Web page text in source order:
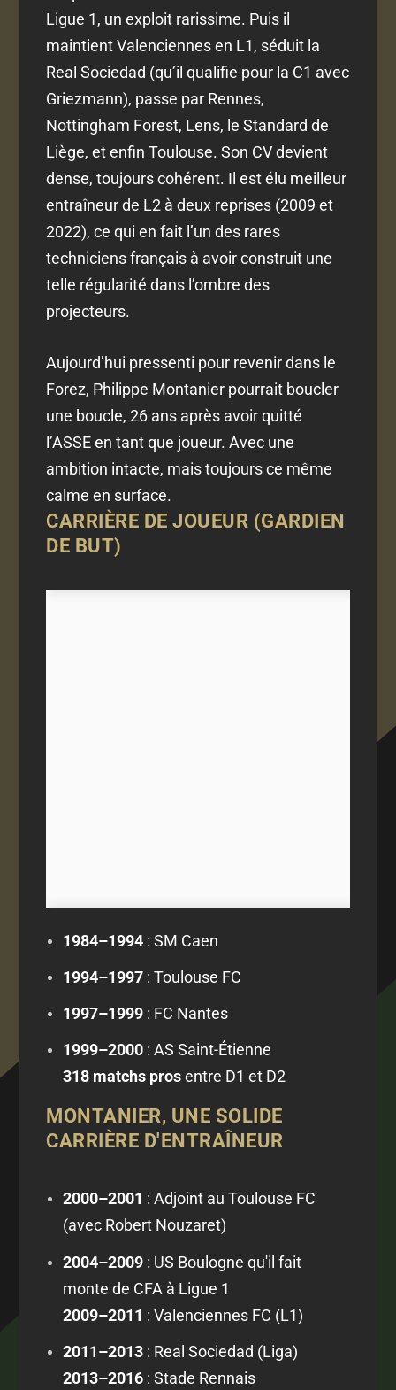
Ligue 1, un exploit rarissime. Puis il
maintient Valenciennes en L1, séduit la
Real Sociedad (qu’il qualifie pour la C1 avec
Griezmann), passe par Rennes,
Nottingham Forest, Lens, le Standard de
Liège, et enfin Toulouse. Son CV devient
dense, toujours cohérent. Il est élu meilleur
entraîneur de L2 à deux reprises (2009 et
2022), ce qui en fait l’un des rares
techniciens français à avoir construit une
telle régularité dans l’ombre des
projecteurs.
Aujourd’hui pressenti pour revenir dans le
Forez, Philippe Montanier pourrait boucler
une boucle, 26 ans après avoir quitté
l’ASSE en tant que joueur. Avec une
ambition intacte, mais toujours ce même
calme en surface.
CARRIÈRE DE JOUEUR (GARDIEN
DE BUT)
1984–1994: SM Caen
1994–1997: Toulouse FC
1997–1999: FC Nantes
1999–2000: AS Saint-Étienne
318 matchs prosentre D1 et D2
MONTANIER, UNE SOLIDE
CARRIÈRE D'ENTRAÎNEUR
2000–2001 : Adjoint au Toulouse FC
(avec Robert Nouzaret)
2004–2009: US Boulogne qu'il fait
monte de CFA à Ligue 1
2009–2011 : Valenciennes FC (L1)
2011–2013: Real Sociedad (Liga)
2013–2016: Stade Rennais